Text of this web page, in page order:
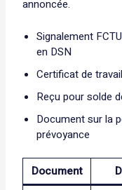
annoncée.
Signalement
en DSN
Certificat de
Reçu pour solde
Document sur la
prévoyance
Document